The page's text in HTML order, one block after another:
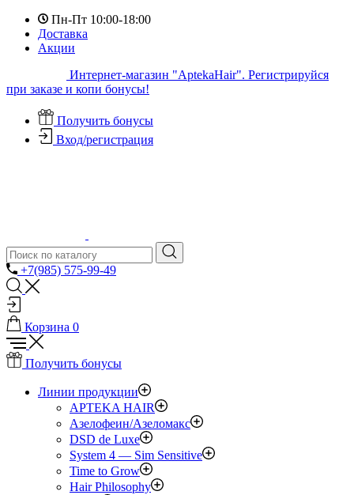
Пн-Пт 10:00-18:00
Доставка
Акции
Интернет-магазин "AptekaHair". Регистрируйся
при заказе и копи бонусы!
Получить бонусы
Вход/регистрация
+7(985) 575-99-49
Корзина 0
Получить бонусы
Линии продукции
APTEKA HAIR
Азелофеин/Aзеломакс
DSD de Luxe
System 4 — Sim Sensitive
Time to Grow
Hair Philosophy